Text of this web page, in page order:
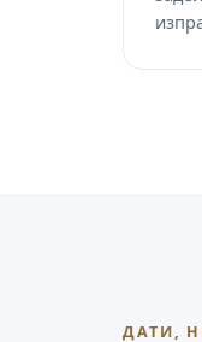
ДАТИ,